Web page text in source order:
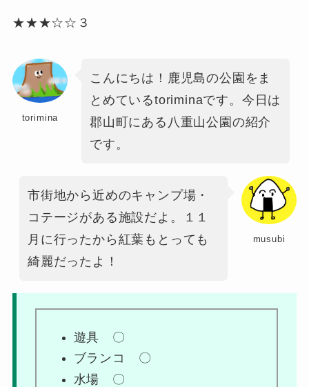
★★★☆☆３
torimina
こんにちは！鹿児島の公園をま
とめているtoriminaです。今日は
郡山町にある八重山公園の紹介
です。
musubi
市街地から近めのキャンプ場・
コテージがある施設だよ。１１
月に行ったから紅葉もとっても
綺麗だったよ！
遊具 〇
ブランコ 〇
水場 〇